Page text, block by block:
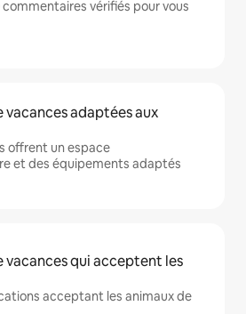
commentaires vérifiés pour vous
vacances adaptées aux
offrent un espace
et des équipements adaptés
vacances qui acceptent les
acceptant les animaux de